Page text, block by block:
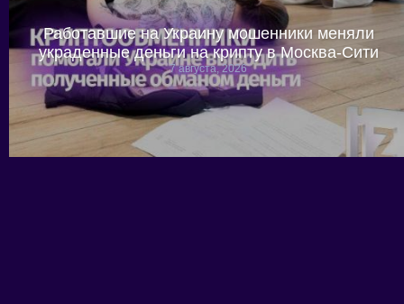
Работавшие на Украину мошенники меняли
украденные деньги на крипту в Москва-Сити
7 августа, 2026